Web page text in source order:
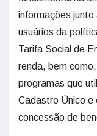
informações
usuários da
Tarifa Social de
renda, bem
programas que
Cadastro Único e
concessão de